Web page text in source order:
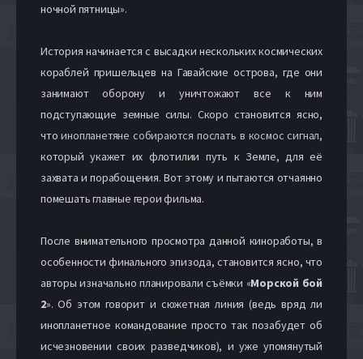
ночной пятницы».
История начинается с высадки нескольких космических
кораблей пришельцев на Гавайские острова, где они
занимают оборону и уничтожают все к ним
подступающие земные силы. Скоро становится ясно,
чтоинопланетяне собираются послать в космос сигнал,
который укажет их флотилии путь к Земле, для её
захвата и порабощения. Вот этому и пытаются отчаянно
помешать главные герои фильма.
После внимательного просмотра данной киноработы, в
особенности финального эпизода, становится ясно, что
авторы изначально планировали съёмки «Морской бой
2». Об этом говорит и сюжетная линия (ведь вряд ли
инопланетное командование просто так позабудет об
исчезновении своих разведчиков), и уже упомянутый